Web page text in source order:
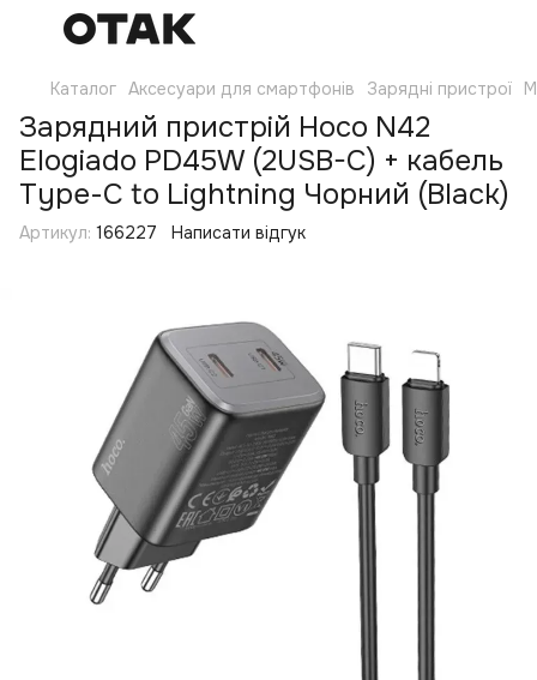
Каталог Аксесуари для смартфонів Зарядні пристрої
Зарядний пристрій Hoco N42
Elogiado PD45W (2USB-C) + кабель
Type-C to Lightning Чорний (Black)
Артикул: 166227 Написати відгук